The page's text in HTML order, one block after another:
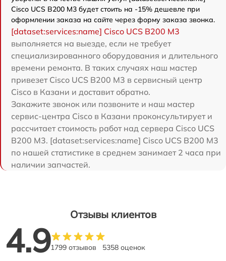
Cisco UCS B200 M3 будет стоить на -15% дешевле при
оформлении заказа на сайте через форму заказа звонка.
[dataset:services:name] Cisco UCS B200 M3
выполняется на выезде, если не требует
специализированного оборудования и длительного
времени ремонта. В таких случаях наш мастер
привезет Cisco UCS B200 M3 в сервисный центр
Cisco в Казани и доставит обратно.
Закажите звонок или позвоните и наш мастер
сервис-центра Cisco в Казани проконсультирует и
рассчитает стоимость работ над сервера Cisco UCS
B200 M3. [dataset:services:name] Cisco UCS B200 M3
по нашей статистике в среднем занимает 2 часа при
наличии запчастей.
Отзывы клиентов
4.91799 отзывов 5358 оценок